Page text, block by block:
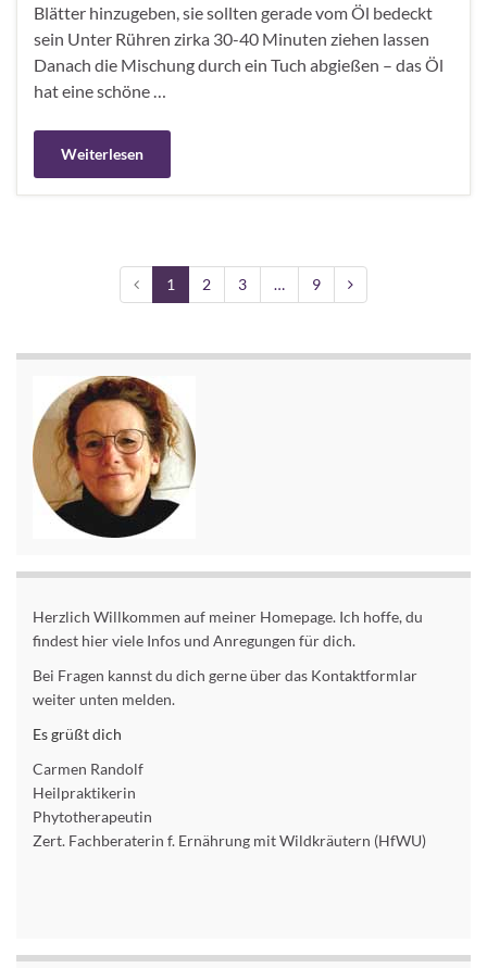
Blätter hinzugeben, sie sollten gerade vom Öl bedeckt
sein Unter Rühren zirka 30-40 Minuten ziehen lassen
Danach die Mischung durch ein Tuch abgießen – das Öl
hat eine schöne …
Weiterlesen
1 2 3 … 9
Herzlich Willkommen auf meiner Homepage. Ich hoffe, du
findest hier viele Infos und Anregungen für dich.
Bei Fragen kannst du dich gerne über das Kontaktformlar
weiter unten melden.
Es grüßt dich
Carmen Randolf
Heilpraktikerin
Phytotherapeutin
Zert. Fachberaterin f. Ernährung mit Wildkräutern (HfWU)